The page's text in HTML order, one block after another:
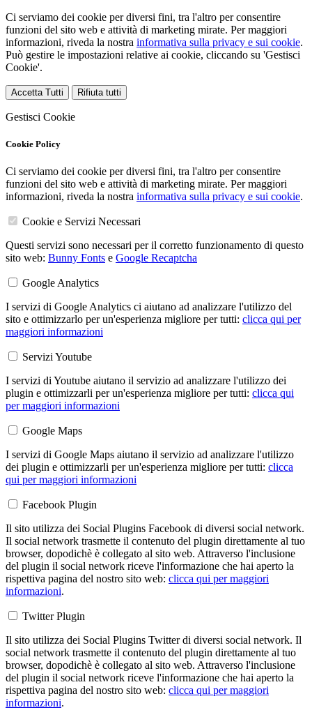
Ci serviamo dei cookie per diversi fini, tra l'altro per consentire
funzioni del sito web e attività di marketing mirate. Per maggiori
informazioni, riveda la nostra informativa sulla privacy e sui cookie.
Può gestire le impostazioni relative ai cookie, cliccando su 'Gestisci
Cookie'.
Accetta Tutti Rifiuta tutti
Gestisci Cookie
Cookie Policy
Ci serviamo dei cookie per diversi fini, tra l'altro per consentire
funzioni del sito web e attività di marketing mirate. Per maggiori
informazioni, riveda la nostra informativa sulla privacy e sui cookie.
Cookie e Servizi Necessari
Questi servizi sono necessari per il corretto funzionamento di questo
sito web: Bunny Fonts e Google Recaptcha
Google Analytics
I servizi di Google Analytics ci aiutano ad analizzare l'utilizzo del
sito e ottimizzarlo per un'esperienza migliore per tutti: clicca qui per
maggiori informazioni
Servizi Youtube
I servizi di Youtube aiutano il servizio ad analizzare l'utilizzo dei
plugin e ottimizzarli per un'esperienza migliore per tutti: clicca qui
per maggiori informazioni
Google Maps
I servizi di Google Maps aiutano il servizio ad analizzare l'utilizzo
dei plugin e ottimizzarli per un'esperienza migliore per tutti: clicca
qui per maggiori informazioni
Facebook Plugin
Il sito utilizza dei Social Plugins Facebook di diversi social network.
Il social network trasmette il contenuto del plugin direttamente al tuo
browser, dopodichè è collegato al sito web. Attraverso l'inclusione
del plugin il social network riceve l'informazione che hai aperto la
rispettiva pagina del nostro sito web: clicca qui per maggiori
informazioni.
Twitter Plugin
Il sito utilizza dei Social Plugins Twitter di diversi social network. Il
social network trasmette il contenuto del plugin direttamente al tuo
browser, dopodichè è collegato al sito web. Attraverso l'inclusione
del plugin il social network riceve l'informazione che hai aperto la
rispettiva pagina del nostro sito web: clicca qui per maggiori
informazioni.